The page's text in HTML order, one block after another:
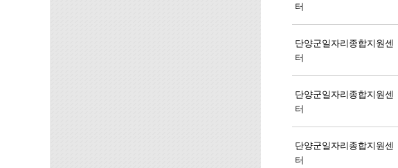
터
단양군일자리종합지원센
터
단양군일자리종합지원센
터
단양군일자리종합지원센
터